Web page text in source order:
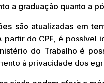
a graduação quanto a
são atualizadas em
partir do CPF, é possível
do Trabalho é
à privacidade dos